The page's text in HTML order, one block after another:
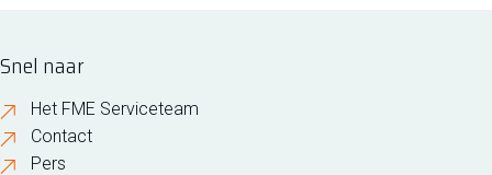
Snel naar
Het FME Serviceteam
Contact
Pers